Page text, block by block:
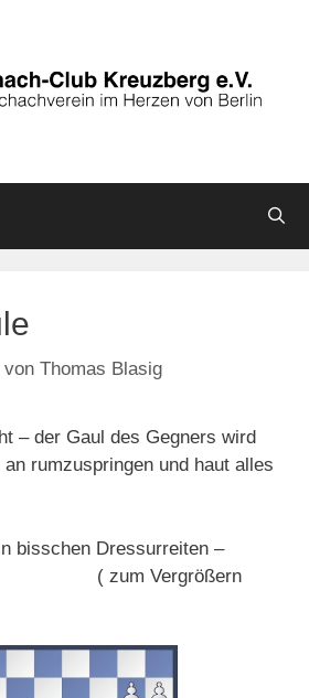
von Thomas Blasig
– der Gaul des Gegners wird
rumzuspringen und haut alles
bisschen Dressurreiten –
( zum Vergrößern